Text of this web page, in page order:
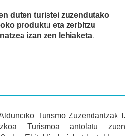
duten turistei zuzendutako
produktu eta zerbitzu
izan zen lehiaketa.
Turismo Zuzendaritzak I.
Turismoa antolatu zuen